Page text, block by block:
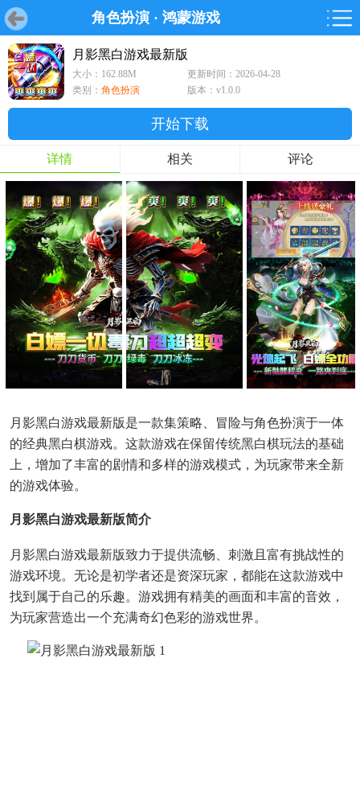
角色扮演 · 鸿蒙游戏
首页 游戏 软件
首页 游戏 软件 鸿蒙
游戏
鸿蒙
软件
专题
月影黑白游戏最新版
大小：162.88M
更新时间：2026-04-28
类别： 角色扮演 版本：v1.0.0
开始下载
详情 相关 评论
月影黑白游戏最新版是一款集策略、冒险与角色扮演于一体
的经典黑白棋游戏。这款游戏在保留传统黑白棋玩法的基础
上，增加了丰富的剧情和多样的游戏模式，为玩家带来全新
的游戏体验。
月影黑白游戏最新版简介
月影黑白游戏最新版致力于提供流畅、刺激且富有挑战性的
游戏环境。无论是初学者还是资深玩家，都能在这款游戏中
找到属于自己的乐趣。游戏拥有精美的画面和丰富的音效，
为玩家营造出一个充满奇幻色彩的游戏世界。